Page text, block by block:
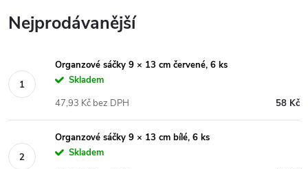
Nejprodávanější
Organzové sáčky 9 × 13 cm červené, 6 ks
Skladem
58 Kč
47,93 Kč bez DPH
Organzové sáčky 9 × 13 cm bílé, 6 ks
Skladem